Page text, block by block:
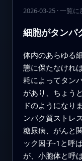
2026-03-25· 一覧に
細胞がタンパ
体内のあらゆる
態に保たなけれ
耗によってタン
があり、ちょう
ドのようになり
ンパク質ストレ
糖尿病、がんと
ック因子‑1と呼
が、小胞体と呼